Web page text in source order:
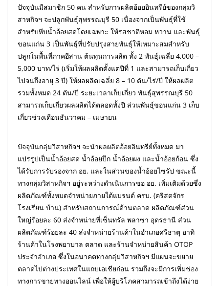
ปัจจุบันมีสมาชิก 50 คน สำหรับการผลิตอ้อยอินทรีย์ของกลุ่มวิ
สาหกิจฯ จะปลูกพันธุ์สุพรรณบุรี 50 เนื่องจากเป็นพันธุ์ที่ใช้
สำหรับหีบน้ำอ้อยสดโดยเฉพาะ ให้รสชาติหอม หวาน และพันธุ์
ขอนแก่น 3 เป็นพันธุ์ที่ปรับปรุงสายพันธุ์ให้เหมาะสมสำหรับ
ปลูกในพื้นที่ภาคอีสาน ต้นทุนการผลิต ทั้ง 2 พันธุ์เฉลี่ย 4,000 –
5,000 บาท/ไร่ (เริ่มให้ผลผลิตตั้งแต่ปีที่ 1 และสามารถเก็บเกี่ยว
ไปจนถึงอายุ 3 ปี) ให้ผลผลิตเฉลี่ย 8 – 10 ตัน/ไร่/ปี ให้ผลผลิต
รวมทั้งหมด 24 ตัน/ปี ระยะเวลาเก็บเกี่ยว พันธุ์สุพรรณบุรี 50
สามารถเก็บเกี่ยวผลผลิตได้ตลอดทั้งปี ส่วนพันธุ์ขอนแก่น 3 เก็บ
เกี่ยวช่วงเดือนธันวาคม – เมษายน
ปัจจุบันกลุ่มวิสาหกิจฯ จะนำผลผลิตอ้อยอินทรีย์ทั้งหมด มา
แปรรูปเป็นน้ำอ้อยสด น้ำอ้อยปึก น้ำอ้อยผง และน้ำอ้อยก้อน ซึ่ง
ได้รับการรับรองจาก อย. และในส่วนของน้ำอ้อยไซรัป ขณะนี้
ทางกลุ่มวิสาหกิจฯ อยู่ระหว่างดำเนินการขอ อย. เพิ่มเติมด้วยซึ่ง
ผลิตภัณฑ์ทั้งหมดจำหน่ายภายใต้แบรนด์ ครบ. (คริสตจักร
โรงเรียน บ้าน) สำหรับสถานการณ์ด้านตลาด ผลิตภัณฑ์ส่วน
ใหญ่ร้อยละ 60 ส่งจำหน่ายที่เซ็นทรัล พลาซา อุดรธานี ส่วน
ผลิตภัณฑ์ร้อยละ 40 ส่งจำหน่ายร้านค้าในอำเภอศรีธาตุ อาทิ
ร้านค้าในโรงพยาบาล ตลาด และร้านจำหน่ายสินค้า OTOP
ประจำอำเภอ ซึ่งในอนาคตทางกลุ่มวิสาหกิจฯ มีแผนจะขยาย
ตลาดไปต่างประเทศในแถบเอเชียก่อน รวมถึงจะมีการเพิ่มช่อง
ทางการขายทางออนไลน์ เพื่อให้ผู้บริโภคสามารถเข้าถึงได้ง่าย